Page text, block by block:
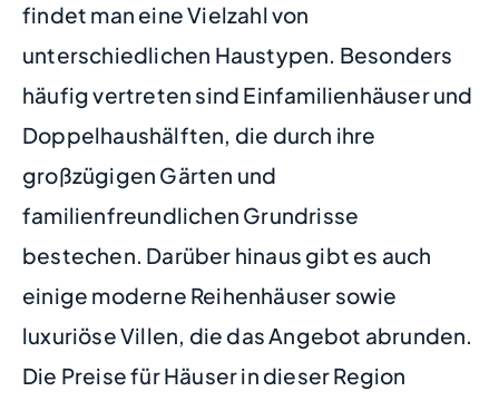
findet man eine Vielzahl von
unterschiedlichen Haustypen. Besonders
häufig vertreten sind Einfamilienhäuser und
Doppelhaushälften, die durch ihre
großzügigen Gärten und
familienfreundlichen Grundrisse
bestechen. Darüber hinaus gibt es auch
einige moderne Reihenhäuser sowie
luxuriöse Villen, die das Angebot abrunden.
Die Preise für Häuser in dieser Region